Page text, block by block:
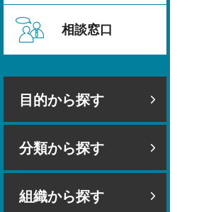
相談窓口
目的から探す
分類から探す
組織から探す